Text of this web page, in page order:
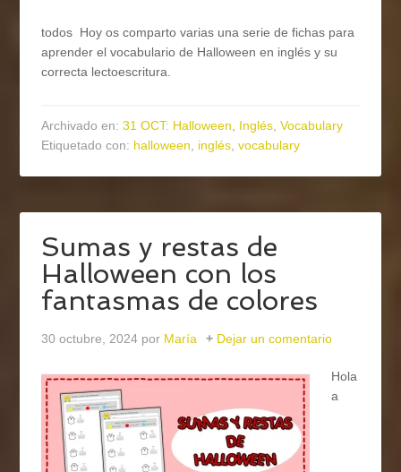
todos Hoy os comparto varias una serie de fichas para
aprender el vocabulario de Halloween en inglés y su
correcta lectoescritura.
Archivado en:31 OCT: Halloween, Inglés,Vocabulary
Etiquetado con: halloween, inglés,vocabulary
Sumas y restas de
Halloween con los
fantasmas de colores
30 octubre, 2024 por María Dejar un comentario
Hola
a